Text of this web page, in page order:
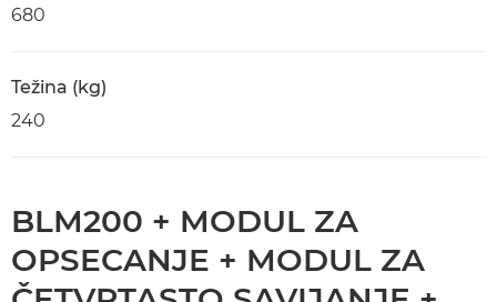
680
Težina (kg)
240
BLM200 + MODUL ZA
OPSECANJE + MODUL ZA